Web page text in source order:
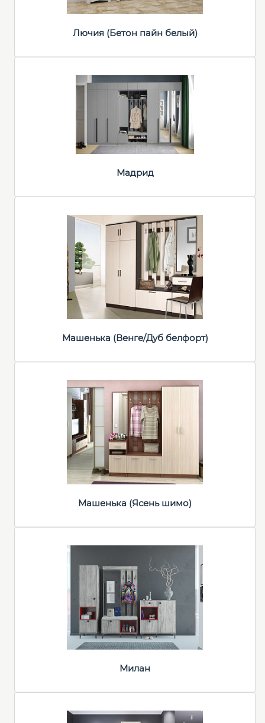
Лючия (Бетон пайн белый)
Мадрид
Машенька (Венге/Дуб белфорт)
Машенька (Ясень шимо)
Милан